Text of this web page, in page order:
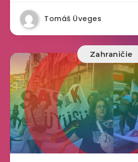
Tomáš Üveges
Zahraničie